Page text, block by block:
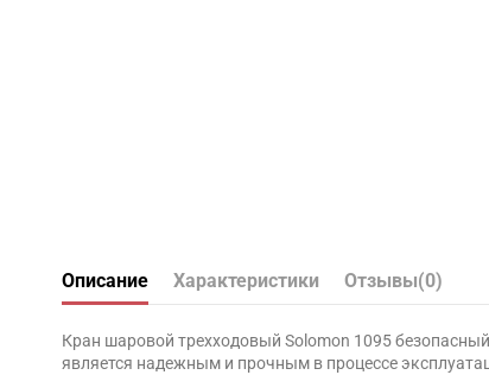
Описание Характеристики Отзывы(0)
Кран шаровой трехходовый Solomon 1095
является надежным и прочным в процессе